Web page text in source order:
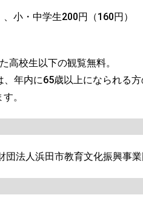
小・中学生200円（160円）
高校生以下の観覧無料。
年内に65歳以上になられる
。
団法人浜田市教育文化振興事